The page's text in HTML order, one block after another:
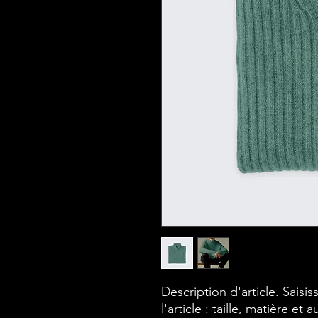
Description d'article.
l'article : taille, matière et